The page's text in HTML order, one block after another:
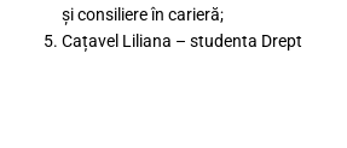
și consiliere în carieră;
Cațavel Liliana – studenta Drept